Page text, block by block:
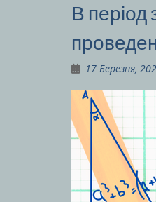
В період
17 Березня,